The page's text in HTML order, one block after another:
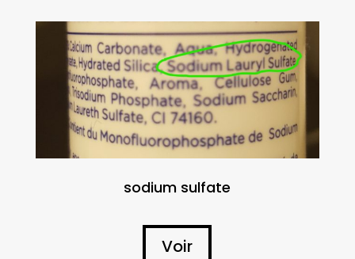
sodium sulfate
Voir